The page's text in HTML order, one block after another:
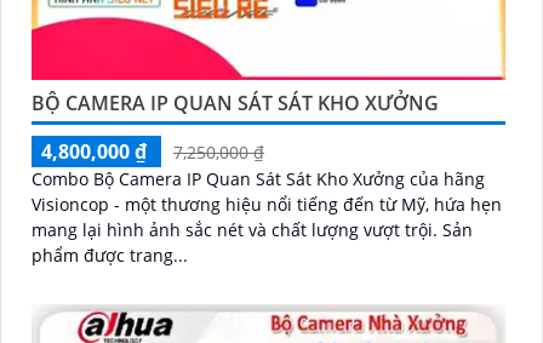
BỘ CAMERA IP QUAN SÁT SÁT KHO XƯỞNG
4,800,000 ₫
7,250,000 ₫
Combo Bộ Camera IP Quan Sát Sát Kho Xưởng của hãng
Visioncop - một thương hiệu nổi tiếng đến từ Mỹ, hứa hẹn
mang lại hình ảnh sắc nét và chất lượng vượt trội. Sản
phẩm được trang...